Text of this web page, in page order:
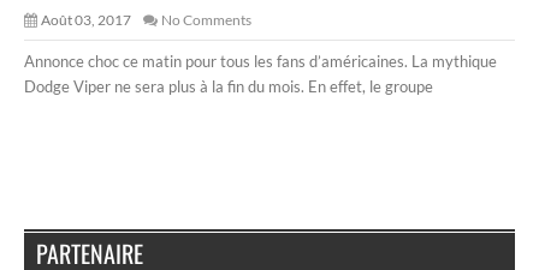
Août 03, 2017 No Comments
Annonce choc ce matin pour tous les fans d’américaines. La mythique
Dodge Viper ne sera plus à la fin du mois. En effet, le groupe
PARTENAIRE